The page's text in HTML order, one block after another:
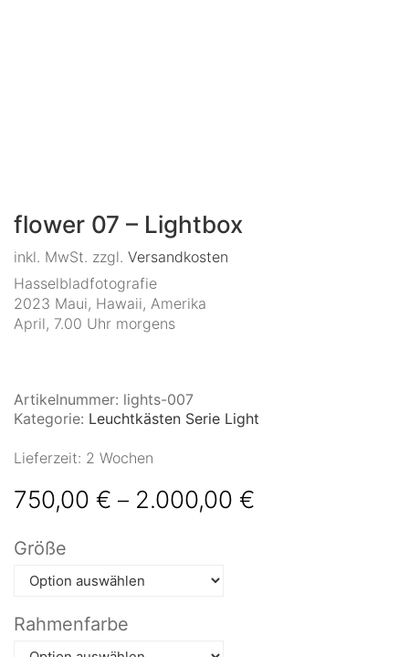
flower 07 – Lightbox
inkl. MwSt. zzgl. Versandkosten
Hasselbladfotografie
2023 Maui, Hawaii, Amerika
April, 7.00 Uhr morgens
Artikelnummer: lights-007
Kategorie: Leuchtkästen Serie Light
Lieferzeit: 2 Wochen
750,00 € – 2.000,00 €
Größe
Rahmenfarbe